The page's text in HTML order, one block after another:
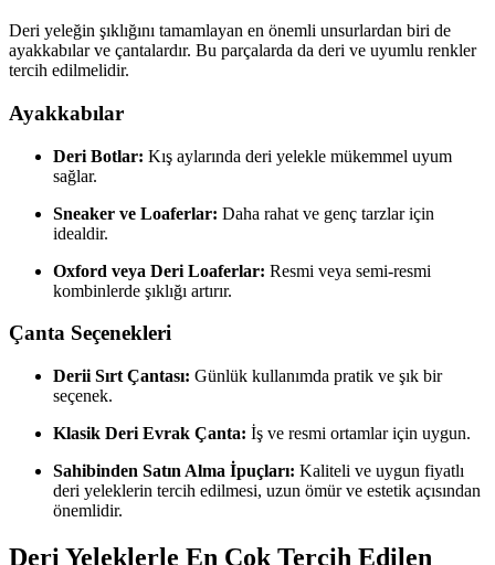
Deri yeleğin şıklığını tamamlayan en önemli unsurlardan biri de
ayakkabılar ve çantalardır. Bu parçalarda da deri ve uyumlu renkler
tercih edilmelidir.
Ayakkabılar
Deri Botlar: Kış aylarında deri yelekle mükemmel uyum
sağlar.
Sneaker ve Loaferlar: Daha rahat ve genç tarzlar için
idealdir.
Oxford veya Deri Loaferlar: Resmi veya semi-resmi
kombinlerde şıklığı artırır.
Çanta Seçenekleri
Derii Sırt Çantası: Günlük kullanımda pratik ve şık bir
seçenek.
Klasik Deri Evrak Çanta: İş ve resmi ortamlar için uygun.
Sahibinden Satın Alma İpuçları: Kaliteli ve uygun fiyatlı
deri yeleklerin tercih edilmesi, uzun ömür ve estetik açısından
önemlidir.
Deri Yeleklerle En Çok Tercih Edilen